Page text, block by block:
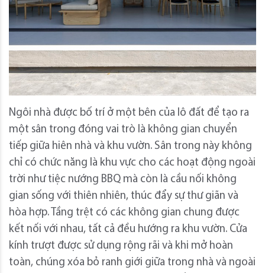
Ngôi nhà được bố trí ở một bên của lô đất để tạo ra
một sân trong đóng vai trò là không gian chuyển
tiếp giữa hiên nhà và khu vườn. Sân trong này không
chỉ có chức năng là khu vực cho các hoạt động ngoài
trời như tiệc nướng BBQ mà còn là cầu nối không
gian sống với thiên nhiên, thúc đẩy sự thư giãn và
hòa hợp. Tầng trệt có các không gian chung được
kết nối với nhau, tất cả đều hướng ra khu vườn. Cửa
kính trượt được sử dụng rộng rãi và khi mở hoàn
toàn, chúng xóa bỏ ranh giới giữa trong nhà và ngoài